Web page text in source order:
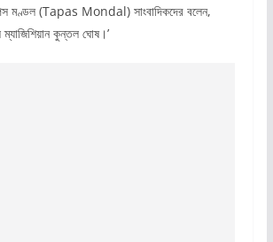
মণ্ডল (Tapas Mondal) সাংবাদিকদের বলেন,
ম্যাজিশিয়ান কুন্তল ঘোষ।’